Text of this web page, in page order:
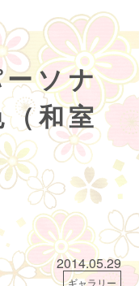
ソナ
和室
2014.05.29
ギャラリー